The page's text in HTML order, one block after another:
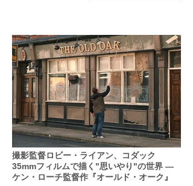
撮影監督ロビー・ライアン、コダック
35mmフィルムで描く"思いやり"の世界 ―
ケン・ローチ監督作『オールド・オーク』